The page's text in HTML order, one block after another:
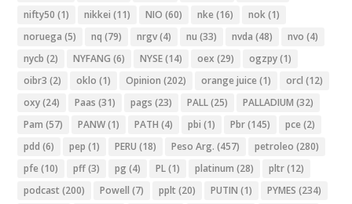
nifty50 (1) nikkei (11) NIO (60) nke (16) nok(1)
noruega (5) nq (79) nrgv(4) nu (33) nvda (48) nvo (4)
nycb (2) NYFANG (6) NYSE(14) oex (29) ogzpy(1)
oibr3 (2) oklo (1) Opinion (202) orange juice (1) orcl (12)
oxy(24) Paas (31) pags (23) PALL(25) PALLADIUM (32)
Pam (57) PANW(1) PATH (4) pbi (1) Pbr(145) pce (2)
pdd (6) pep (1) PERU (18) Peso Arg. (457) petroleo (280)
pfe (10) pff(3) pg (4) PL(1) platinum (28) pltr(12)
podcast (200) Powell (7) pplt (20) PUTIN (1) PYMES (234)